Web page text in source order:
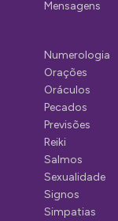
Mensagens
Numerologia
Orações
Oráculos
Pecados
Previsões
Reiki
Salmos
Sexualidade
Signos
Simpatias